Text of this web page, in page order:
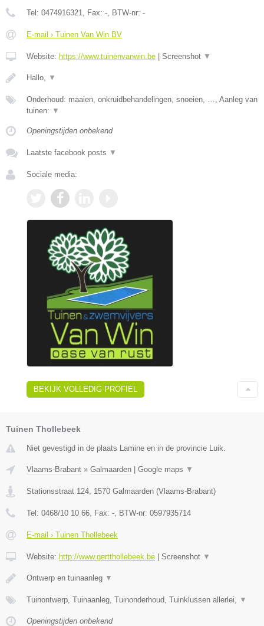
Tel: 0474916321 , Fax: - , BTW-nr: -
E-mail › Tuinen Van Win BV
Website: https://www.tuinenvanwin.be | Screenshot ▼
Hallo, ▼
Onderhoud: maaien, onkruidbehandelingen, snoeien, …, Aanleg van
tuinen: ▼
Openingstijden onbekend
Laatste facebook posts ▼
Sociale media:
BEKIJK VOLLEDIG PROFIEL
Tuinen Thollebeek
Niet gevestigd in de plaats Lamine en in de provincie Luik.
Vlaams-Brabant » Galmaarden | Google maps ▼
Stationsstraat 124 1570 Galmaarden (Vlaams-Brabant)
Tel: 0468/10 10 66 , Fax: - , BTW-nr: 0597935714
E-mail › Tuinen Thollebeek
Website: http://www.gertthollebeek.be | Screenshot ▼
Ontwerp en tuinaanleg ▼
Tuinontwerp, Tuinaanleg, Tuinonderhoud, Tuinklussen allerlei, ▼
Openingstijden onbekend